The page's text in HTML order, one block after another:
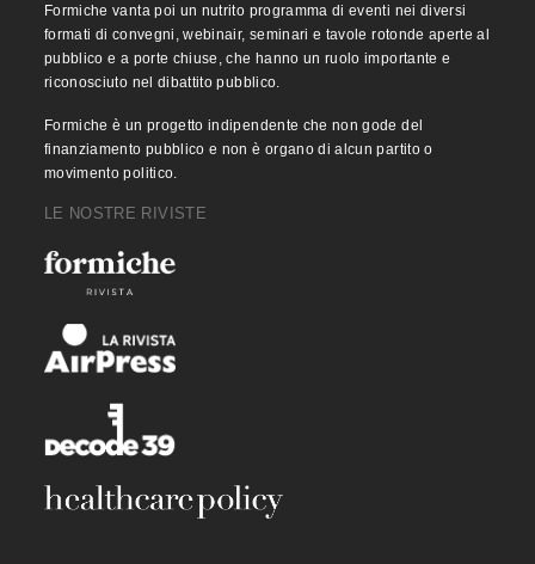
Formiche vanta poi un nutrito programma di eventi nei diversi
formati di convegni, webinair, seminari e tavole rotonde aperte al
pubblico e a porte chiuse, che hanno un ruolo importante e
riconosciuto nel dibattito pubblico.
Formiche è un progetto indipendente che non gode del
finanziamento pubblico e non è organo di alcun partito o
movimento politico.
LE NOSTRE RIVISTE